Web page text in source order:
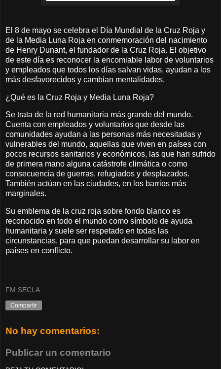
El 8 de mayo se celebra el Día Mundial de la Cruz Roja y
de la Media Luna Roja en conmemoración del nacimiento
de Henry Dunant, el fundador de la Cruz Roja. El objetivo
de este día es reconocer la encomiable labor de voluntarios
y empleados que todos los días salvan vidas, ayudan a los
más desfavorecidos y cambian mentalidades.
¿Qué es la Cruz Roja y Media Luna Roja?
Se trata de la red humanitaria más grande del mundo.
Cuenta con empleados y voluntarios que desde las
comunidades ayudan a las personas más necesitadas y
vulnerables del mundo, aquellas que viven en países con
pocos recursos sanitarios y económicos, las que han sufrido
de primera mano alguna catástrofe climática o como
consecuencia de guerras, refugiados y desplazados.
También actúan en las ciudades, en los barrios más
marginales.
Su emblema de la cruz roja sobre fondo blanco es
reconocido en todo el mundo como símbolo de ayuda
humanitaria y suele ser respetado en todas las
circunstancias, para que puedan desarrollar su labor en
países en conflicto.
FM SECLA
Compartir
No hay comentarios:
Publicar un comentario